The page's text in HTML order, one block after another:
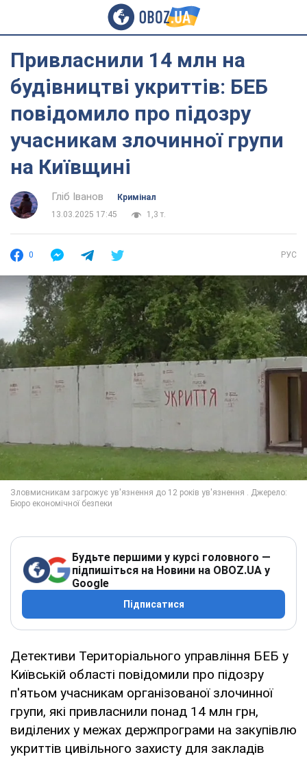
Привласнили 14 млн на
будівництві укриттів: БЕБ
повідомило про підозру
учасникам злочинної групи
на Київщині
Гліб Іванов
Кримінал
13.03.2025 17:45
1,3 т.
0 РУС
Будьте першими у курсі головного —
підпишіться на Новини на OBOZ.UA у
Google
Підписатися
Детективи Територіального управління БЕБ у
Київській області повідомили про підозру
п'ятьом учасникам організованої злочинної
групи, які привласнили понад 14 млн грн,
виділених у межах держпрограми на закупівлю
укриттів цивільного захисту для закладів